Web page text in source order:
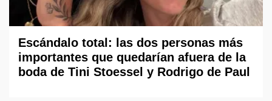
Escándalo total: las dos personas más
importantes que quedarían afuera de la
boda de Tini Stoessel y Rodrigo de Paul